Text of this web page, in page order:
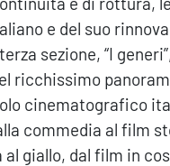
e del suo
sezione, “I
ricchissimo
cinematografico
commedia al film
al giallo, dal film in